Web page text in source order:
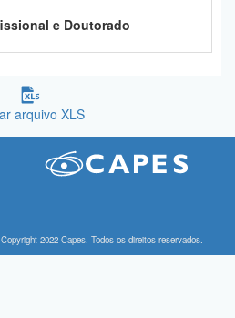
e Doutorado
arquivo XLS
Copyright 2022 Capes. Todos os direitos reservados.